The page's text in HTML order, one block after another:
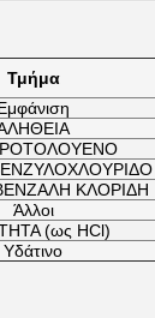
Τμήμα
ΚΛΟΡΙΔΗ
Άλλοι
(ως HCl)
Υδάτινο